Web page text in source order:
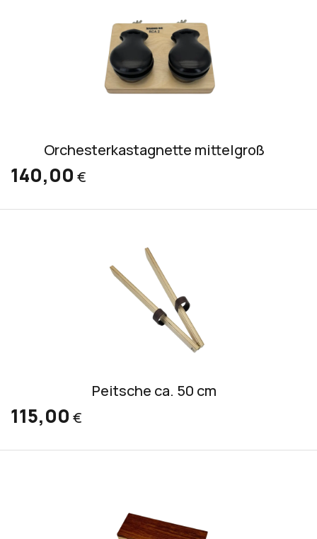
Orchesterkastagnette mittelgroß
140,00 €
Peitsche ca. 50 cm
115,00 €